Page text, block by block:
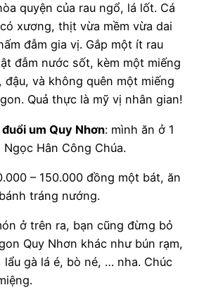
quyện của rau ngổ, lá lốt. Cá
xương, thịt vừa mềm vừa dai
đẫm gia vị. Gắp một ít rau
đẫm nước sốt, kèm một miếng
đậu, và không quên một miếng
Quả thực là mỹ vị nhân gian!
um Quy Nhơn: mình ăn ở 1
Hân Công Chúa.
– 150.000 đồng một bát, ăn
tráng nướng.
ở trên ra, bạn cũng đừng bỏ
Quy Nhơn khác như bún rạm,
lẩu gà lá é, bò né, … nha. Chúc